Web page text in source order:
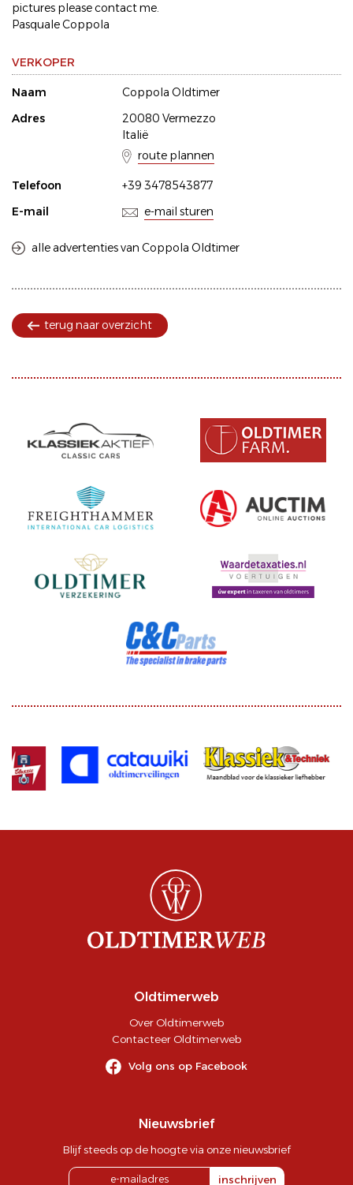
pictures please contact me.
Pasquale Coppola
VERKOPER
Naam
Coppola Oldtimer
Adres
20080 Vermezzo
Italië
route plannen
Telefoon
+39 3478543877
E-mail
e-mail sturen
alle advertenties van Coppola Oldtimer
terug naar overzicht
Oldtimerweb
Over Oldtimerweb
Contacteer Oldtimerweb
Volg ons op Facebook
Nieuwsbrief
Blijf steeds op de hoogte via onze nieuwsbrief
inschrijven